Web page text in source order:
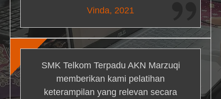
Vinda, 2021
SMK Telkom Terpadu AKN Marzuqi
memberikan kami pelatihan
keterampilan yang relevan secara